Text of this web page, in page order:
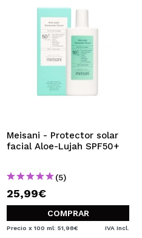
Meisani - Protector solar
facial Aloe-Lujah SPF50+
(5)
25,99€
COMPRAR
Precio x 100 ml: 51,98€ IVA Incl.